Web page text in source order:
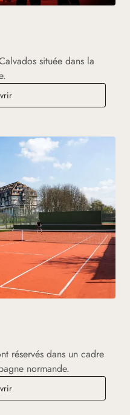
située dans la
Calvados Expérience
réservés dans un cadre
normande.
Tennis